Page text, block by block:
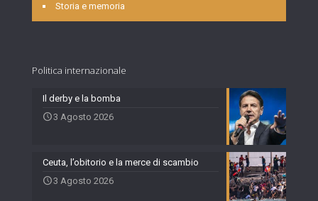
Storia e memoria
Politica internazionale
Il derby e la bomba
3 Agosto 2026
Ceuta, l’obitorio e la merce di scambio
3 Agosto 2026